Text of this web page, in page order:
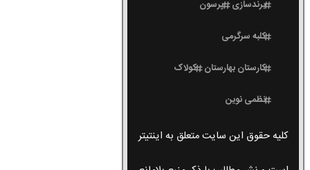
برندسازی پرسون
کلبه سرگرمی
کارستان بهارستان کولاک
نظمی نوین
کلیه حقوق این سایت متعلق به اینتیتر